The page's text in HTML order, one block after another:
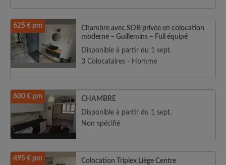
625 € pm
Chambre avec SDB privée en colocation
moderne – Guillemins – Full équipé
Disponible à partir du 1 sept.
3 Colocataires - Homme
600 € pm
CHAMBRE
Disponible à partir du 1 sept.
Non spécifié
495 € pm
Colocation Triplex Liège Centre